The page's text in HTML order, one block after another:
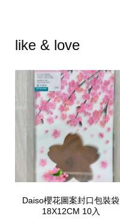
like & love
Daiso櫻花圖案封口包裝袋
18X12CM 10入